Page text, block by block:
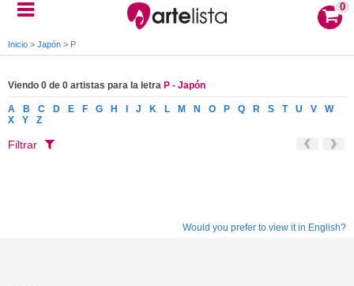
0
Inicio > Japón > P
Viendo 0 de 0 artistas para la letra P - Japón
A B C D E F G H J K L M N O P Q R S T U V
W
X
Y Z
Filtrar
Would you prefer to view it in English?